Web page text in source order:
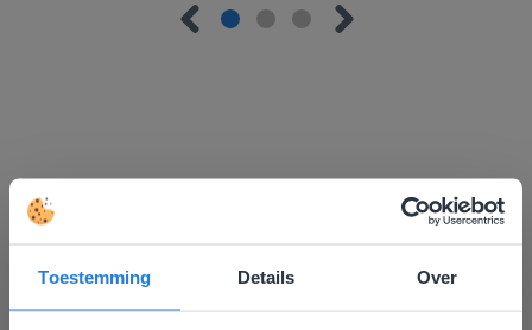
Toestemming Details Over
Ontdek meer!